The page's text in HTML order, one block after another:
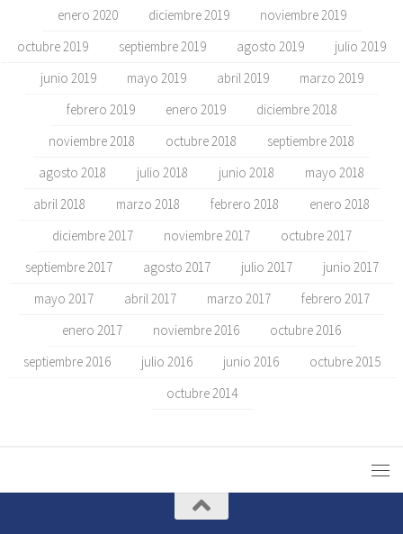
enero 2020
diciembre 2019
noviembre 2019
octubre 2019
septiembre 2019 agosto 2019
julio 2019
junio 2019
mayo 2019 abril 2019
marzo 2019
febrero 2019
enero 2019
diciembre 2018
noviembre 2018
octubre 2018
septiembre 2018
agosto 2018
julio 2018 junio 2018
mayo 2018
abril 2018
marzo 2018 febrero 2018
enero 2018
diciembre 2017
noviembre 2017
octubre 2017
septiembre 2017
agosto 2017 julio 2017
junio 2017
mayo 2017
abril 2017 marzo 2017
febrero 2017
enero 2017
noviembre 2016
octubre 2016
septiembre 2016
julio 2016 junio 2016
octubre 2015
octubre 2014